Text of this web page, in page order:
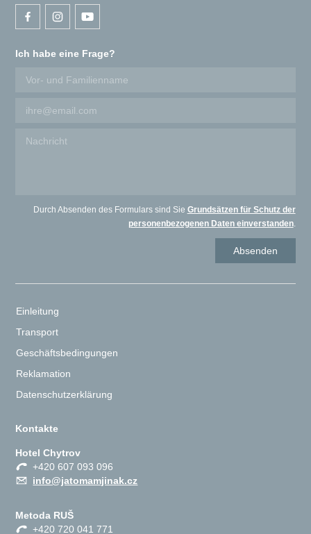
Ich habe eine Frage?
Durch Absenden des Formulars sind Sie Grundsätzen für Schutz der
personenbezogenen Daten einverstanden.
Einleitung
Transport
Geschäftsbedingungen
Reklamation
Datenschutzerklärung
Kontakte
Hotel Chytrov
+420 607 093 096
info@jatomamjinak.cz
Metoda RUŠ
+420 720 041 771